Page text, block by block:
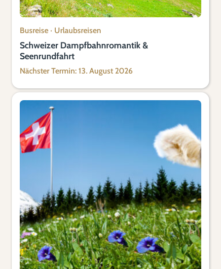
Busreise · Urlaubsreisen
Schweizer Dampfbahnromantik &
Seenrundfahrt
Nächster Termin: 13. August 2026